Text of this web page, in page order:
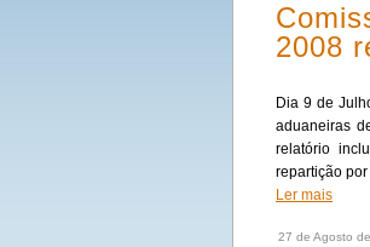
2008
Dia 9 de
aduaneiras
relatório
repartição
Ler mais
27 de Agosto